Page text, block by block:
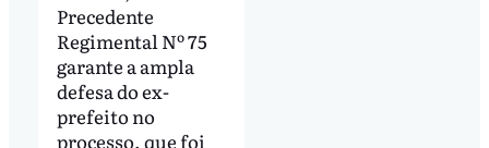
Precedente
Regimental Nº 75
garante a ampla
defesa do ex-
prefeito no
processo, que foi